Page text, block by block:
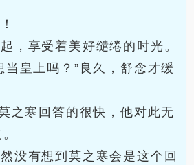
，享受着美好缱绻的时光。
当皇上吗？”良久，舒念才缓
之寒回答的很快，他对此无
没有想到莫之寒会是这个回